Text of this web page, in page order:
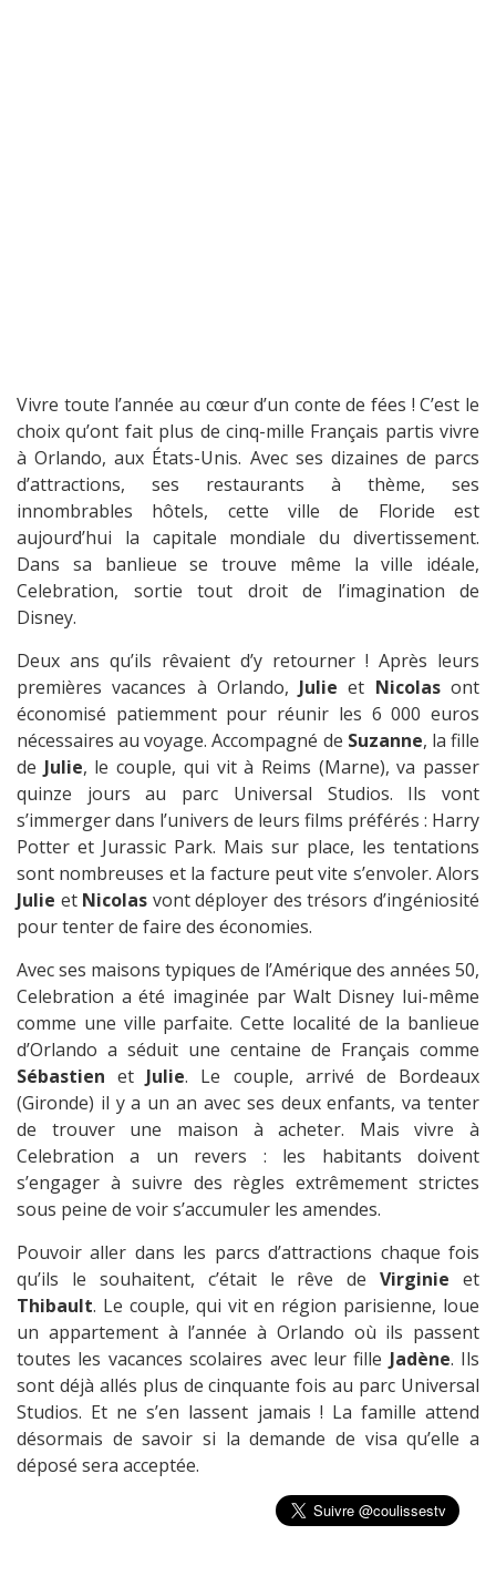
Vivre toute l’année au cœur d’un conte de fées ! C’est le
choix qu’ont fait plus de cinq-mille Français partis vivre
à Orlando, aux États-Unis. Avec ses dizaines de parcs
d’attractions, ses restaurants à thème, ses
innombrables hôtels, cette ville de Floride est
aujourd’hui la capitale mondiale du divertissement.
Dans sa banlieue se trouve même la ville idéale,
Celebration, sortie tout droit de l’imagination de
Disney.
Deux ans qu’ils rêvaient d’y retourner ! Après leurs
premières vacances à Orlando, Julie et Nicolasont
économisé patiemment pour réunir les 6 000 euros
nécessaires au voyage. Accompagné de Suzanne, la fille
de Julie, le couple, qui vit à Reims (Marne), va passer
quinze jours au parc Universal Studios. Ils vont
s’immerger dans l’univers de leurs films préférés : Harry
Potter et Jurassic Park. Mais sur place, les tentations
sont nombreuses et la facture peut vite s’envoler. Alors
Julie et Nicolas vont déployer des trésors d’ingéniosité
pour tenter de faire des économies.
Avec ses maisons typiques de l’Amérique des années 50,
Celebration a été imaginée par Walt Disney lui-même
comme une ville parfaite. Cette localité de la banlieue
d’Orlando a séduit une centaine de Français comme
Sébastien et Julie. Le couple, arrivé de Bordeaux
(Gironde) il y a un an avec ses deux enfants, va tenter
de trouver une maison à acheter. Mais vivre à
Celebration a un revers : les habitants doivent
s’engager à suivre des règles extrêmement strictes
sous peine de voir s’accumuler les amendes.
Pouvoir aller dans les parcs d’attractions chaque fois
qu’ils le souhaitent, c’était le rêve deVirginie et
Thibault. Le couple, qui vit en région parisienne, loue
un appartement à l’année à Orlando où ils passent
toutes les vacances scolaires avec leur fille Jadène. Ils
sont déjà allés plus de cinquante fois au parc Universal
Studios. Et ne s’en lassent jamais ! La famille attend
désormais de savoir si la demande de visa qu’elle a
déposé sera acceptée.